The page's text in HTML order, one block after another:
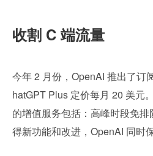
收割 C 端流量
今年 2 月份，OpenAI 推出了订
hatGPT Plus 定价每月 20 美元
的增值服务包括：高峰时段免
得新功能和改进，OpenAI 同时